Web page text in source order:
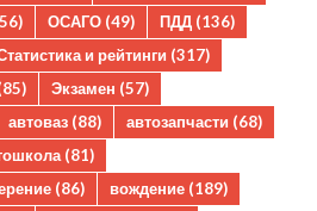
ОСАГО (49) ПДД (136)
и рейтинги (317)
Экзамен (57)
автоваз (88) автозапчасти (68)
(81)
(86) вождение (189)